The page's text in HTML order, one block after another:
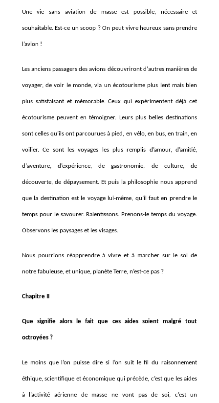
Une vie sans aviation de masse est possible, nécessaire et
souhaitable. Est-ce un scoop ? On peut vivre heureux sans prendre
l’avion !
Les anciens passagers des avions découvriront d ’autres manières de
voyager, de voir le monde, via un écotourisme plus lent mais bien
plus satisfaisant et mémorable. Ceux qui expérimentent déjàcet
écotourisme peuvent en témoigner. Leurs plus belles destinations
sont celles qu’ils ont parcouruesàpied, en vélo, en bus, en train, en
voilier. Ce sont les voyages les plus remplis d’amour, d’amitié,
d ’aventure, d ’expérience, de gastronomie, de culture, de
découverte, de dépaysement. Et puis la philosophie nous apprend
que la destination est le voyage lui-même, qu’il faut en prendre le
temps pour le savourer. Ralentissons. Prenons-le temps du voyage.
Observons les paysages et les visages.
Nous pourrions réapprendre à vivre et à marcher sur le sol de
notre fabuleuse, et unique, planète Terre, n’est-ce pas ?
Chapitre II
Que signifie alors le fait que ces aides soient malgré tout
octroyées ?
Le moins que l’on puisse dire si l’on suit le fil du raisonnement
éthique, scientifique et économique qui précède, c’est que les aides
à l’activité aérienne de masse ne vont pas de soi, c’est un